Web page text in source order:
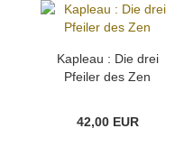
Kapleau : Die drei
Pfeiler des Zen
42,00 EUR